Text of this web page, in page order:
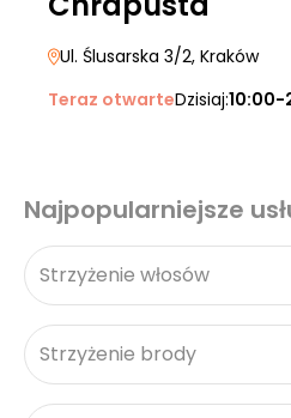
Ul. Ślusarska 3/2, Kraków
Teraz otwarteDzisiaj:10:00-
Najpopularniejsze
Strzyżenie włosów
Strzyżenie brody